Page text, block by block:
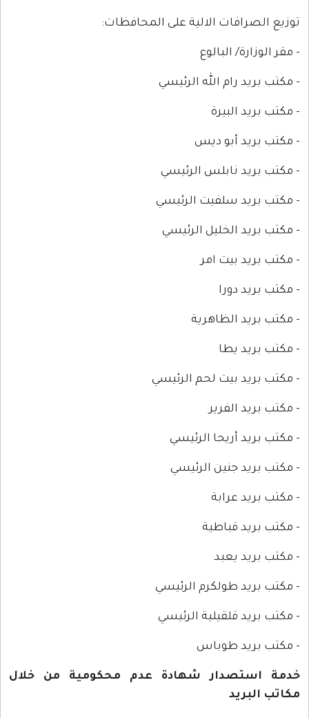
توزيع الصرافات الالية على المحافظات:
- مقر الوزارة/ البالوع
- مكتب بريد رام الله الرئيسي
- مكتب بريد البيرة
- مكتب بريد أبو ديس
- مكتب بريد نابلس الرئيسي
- مكتب بريد سلفيت الرئيسي
- مكتب بريد الخليل الرئيسي
- مكتب بريد بيت امر
- مكتب بريد دورا
- مكتب بريد الظاهرية
- مكتب بريد يطا
- مكتب بريد بيت لحم الرئيسي
- مكتب بريد الفرير
- مكتب بريد أريحا الرئيسي
- مكتب بريد جنين الرئيسي
- مكتب بريد عرابة
- مكتب بريد قباطية
- مكتب بريد يعبد
- مكتب بريد طولكرم الرئيسي
- مكتب بريد قلقيلية الرئيسي
- مكتب بريد طوباس
خدمة استصدار شهادة عدم محكومية من خلال
مكاتب البريد